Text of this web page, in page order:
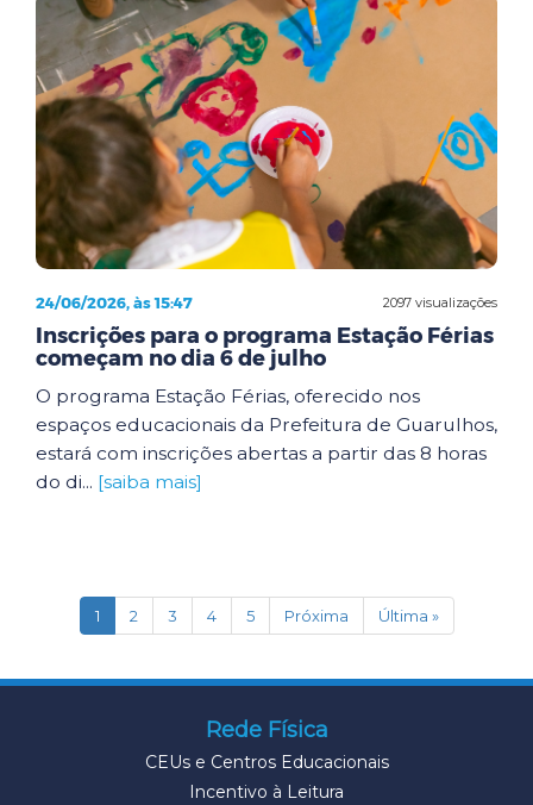
2097 visualizações
24/06/2026, às 15:47
Inscrições para o programa Estação Férias
começam no dia 6 de julho
O programa Estação Férias, oferecido nos
espaços educacionais da Prefeitura de Guarulhos,
estará com inscrições abertas a partir das 8 horas
do di... [saiba mais]
1(current)
2 3 4 5 Próxima Última »
Rede Física
CEUs e Centros Educacionais
Incentivo à Leitura